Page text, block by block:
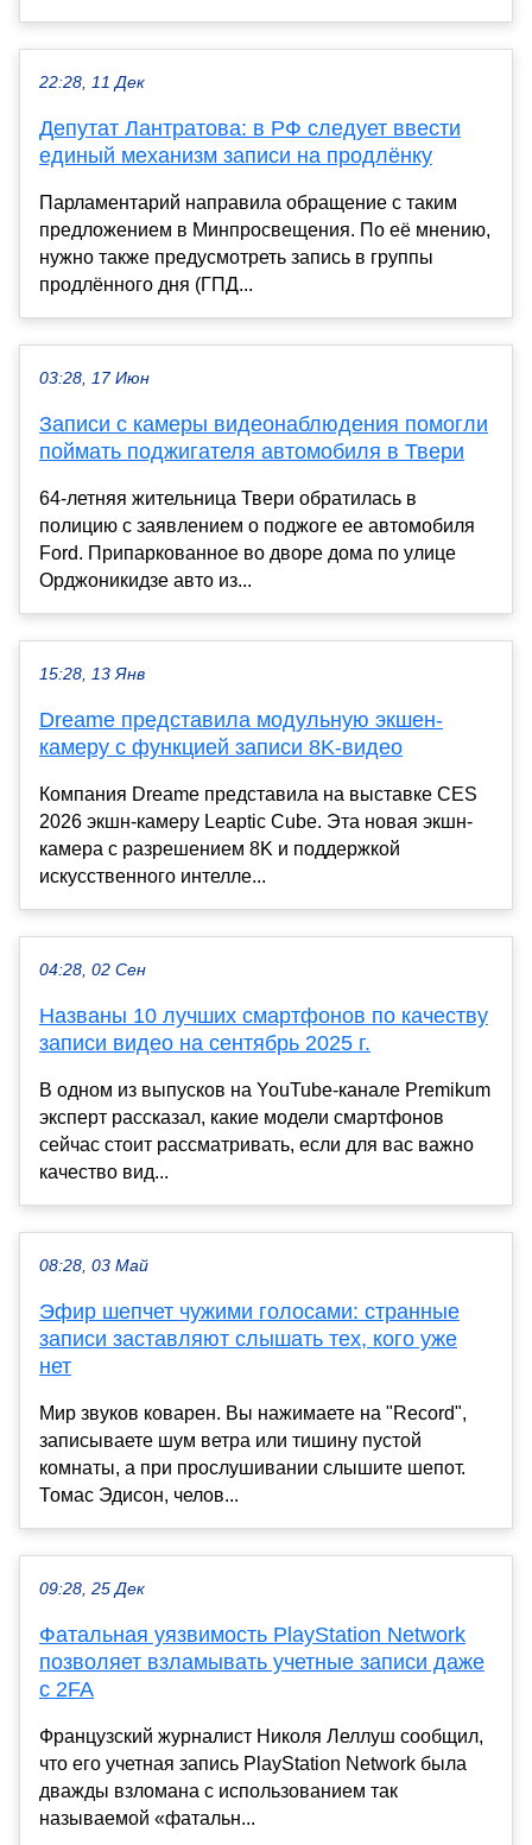
22:28, 11 Дек
Депутат Лантратова: в РФ следует ввести
единый механизм записи на продлёнку
Парламентарий направила обращение с таким
предложением в Минпросвещения. По её мнению,
нужно также предусмотреть запись в группы
продлённого дня (ГПД...
03:28, 17 Июн
Записи с камеры видеонаблюдения помогли
поймать поджигателя автомобиля в Твери
64-летняя жительница Твери обратилась в
полицию с заявлением о поджоге ее автомобиля
Ford. Припаркованное во дворе дома по улице
Орджоникидзе авто из...
15:28, 13 Янв
Dreame представила модульную экшен-
камеру с функцией записи 8K-видео
Компания Dreame представила на выставке CES
2026 экшн-камеру Leaptic Cube. Эта новая экшн-
камера с разрешением 8K и поддержкой
искусственного интелле...
04:28, 02 Сен
Названы 10 лучших смартфонов по качеству
записи видео на сентябрь 2025 г.
В одном из выпусков на YouTube-канале Premikum
эксперт рассказал, какие модели смартфонов
сейчас стоит рассматривать, если для вас важно
качество вид...
08:28, 03 Май
Эфир шепчет чужими голосами: странные
записи заставляют слышать тех, кого уже
нет
Мир звуков коварен. Вы нажимаете на "Record",
записываете шум ветра или тишину пустой
комнаты, а при прослушивании слышите шепот.
Томас Эдисон, челов...
09:28, 25 Дек
Фатальная уязвимость PlayStation Network
позволяет взламывать учетные записи даже
с 2FA
Французский журналист Николя Леллуш сообщил,
что его учетная запись PlayStation Network была
дважды взломана с использованием так
называемой «фатальн...